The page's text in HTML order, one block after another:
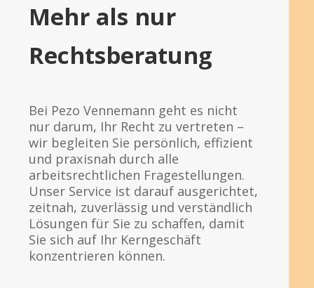
Mehr als nur
Rechtsberatung
Bei Pezo Vennemann geht es nicht
nur darum, Ihr Recht zu vertreten –
wir begleiten Sie persönlich, effizient
und praxisnah durch alle
arbeitsrechtlichen Fragestellungen.
Unser Service ist darauf ausgerichtet,
zeitnah, zuverlässig und verständlich
Lösungen für Sie zu schaffen, damit
Sie sich auf Ihr Kerngeschäft
konzentrieren können.